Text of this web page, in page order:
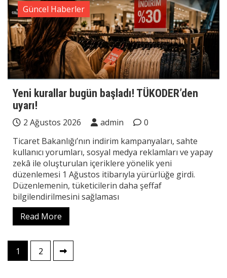
Güncel Haberler
Yeni kurallar bugün başladı! TÜKODER’den
uyarı!
2 Ağustos 2026 admin
0
Ticaret Bakanlığı’nın indirim kampanyaları, sahte
kullanıcı yorumları, sosyal medya reklamları ve yapay
zekâ ile oluşturulan içeriklere yönelik yeni
düzenlemesi 1 Ağustos itibarıyla yürürlüğe girdi.
Düzenlemenin, tüketicilerin daha şeffaf
bilgilendirilmesini sağlaması
Read More
Yazı
sayfalaması
1 2